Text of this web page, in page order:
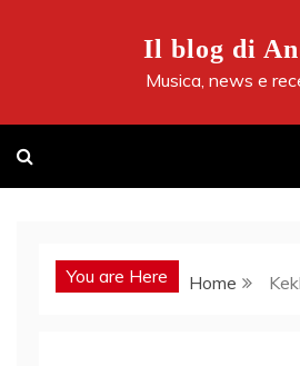
Il blog di
Musica, news e
You are Here Home